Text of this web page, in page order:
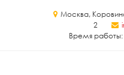
Москва,
2
Время работы: